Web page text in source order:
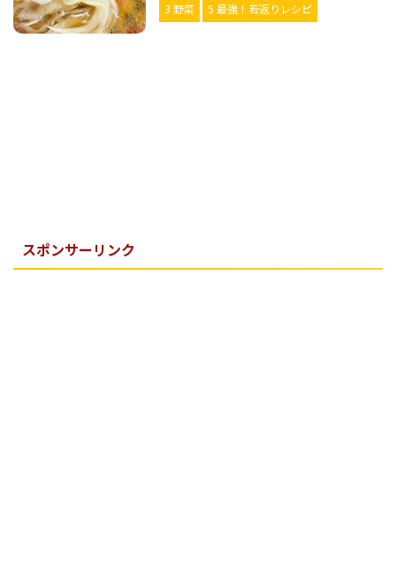
3 野菜 5 最強！若返りレシピ
スポンサーリンク